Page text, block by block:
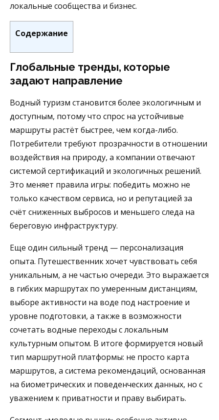
локальные сообщества и бизнес.
Содержание
Глобальные тренды, которые
задают направление
Водный туризм становится более экологичным и
доступным, потому что спрос на устойчивые
маршруты растёт быстрее, чем когда-либо.
Потребители требуют прозрачности в отношении
воздействия на природу, а компании отвечают
системой сертификаций и экологичных решений.
Это меняет правила игры: победить можно не
только качеством сервиса, но и репутацией за
счёт сниженных выбросов и меньшего следа на
береговую инфраструктуру.
Еще один сильный тренд — персонализация
опыта. Путешественник хочет чувствовать себя
уникальным, а не частью очереди. Это выражается
в гибких маршрутах по умеренным дистанциям,
выборе активности на воде под настроение и
уровне подготовки, а также в возможности
сочетать водные переходы с локальным
культурным опытом. В итоге формируется новый
тип маршрутной платформы: не просто карта
маршрутов, а система рекомендаций, основанная
на биометрических и поведенческих данных, но с
уважением к приватности и праву выбирать.